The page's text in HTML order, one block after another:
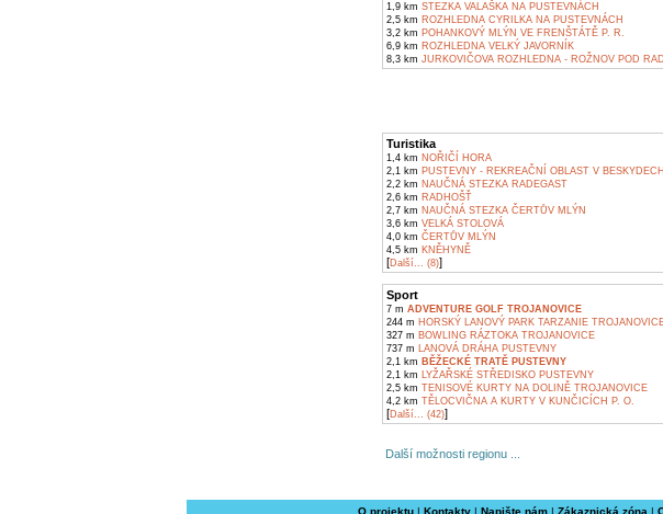
1,9 km STEZKA VALAŠKA NA PUSTEVNÁCH
2,5 km ROZHLEDNA CYRILKA NA PUSTEVNÁCH
3,2 km POHANKOVÝ MLÝN VE FRENŠTÁTĚ P. R.
6,9 km ROZHLEDNA VELKÝ JAVORNÍK
8,3 km JURKOVIČOVA ROZHLEDNA - ROŽNOV POD
Turistika
1,4 km NOŘIČÍ HORA
2,1 km PUSTEVNY - REKREAČNÍ OBLAST V BESKYDECH
2,2 km NAUČNÁ STEZKA RADEGAST
2,6 km RADHOŠŤ
2,7 km NAUČNÁ STEZKA ČERTŮV MLÝN
3,6 km VELKÁ STOLOVÁ
4,0 km ČERTŮV MLÝN
4,5 km KNĚHYNĚ
[Další... (8)]
Sport
7 m ADVENTURE GOLF TROJANOVICE
244 m HORSKÝ LANOVÝ PARK TARZANIE
327 m BOWLING RÁZTOKA TROJANOVICE
737 m LANOVÁ DRÁHA PUSTEVNY
2,1 km BĚŽECKÉ TRATĚ PUSTEVNY
2,1 km LYŽAŘSKÉ STŘEDISKO PUSTEVNY
2,5 km TENISOVÉ KURTY NA DOLINĚ TROJANOVICE
4,2 km TĚLOCVIČNA A KURTY V KUNČICÍCH P. O.
[Další... (42)]
Další možnosti regionu ...
O projektu | Kontakty | Napište nám | Zákaznická zóna |